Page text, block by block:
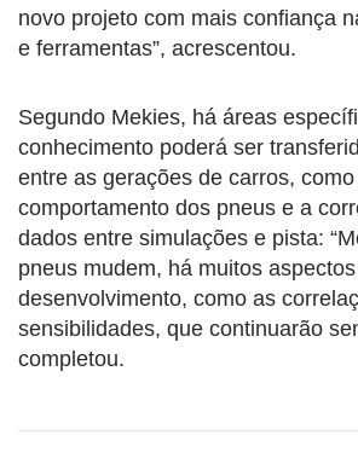
novo projeto com mais confiança
e ferramentas”, acrescentou.
Segundo Mekies, há áreas
conhecimento poderá ser
entre as gerações de carros,
comportamento dos pneus e a
dados entre simulações e pista:
pneus mudem, há muitos
desenvolvimento, como as
sensibilidades, que continuarão
completou.